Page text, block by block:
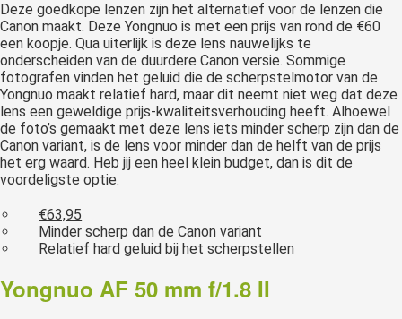
Deze goedkope lenzen zijn het alternatief voor de lenzen die
Canon maakt. Deze Yongnuo is met een prijs van rond de €60
een koopje. Qua uiterlijk is deze lens nauwelijks te
onderscheiden van de duurdere Canon versie. Sommige
fotografen vinden het geluid die de scherpstelmotor van de
Yongnuo maakt relatief hard, maar dit neemt niet weg dat deze
lens een geweldige prijs-kwaliteitsverhouding heeft. Alhoewel
de foto’s gemaakt met deze lens iets minder scherp zijn dan de
Canon variant, is de lens voor minder dan de helft van de prijs
het erg waard. Heb jij een heel klein budget, dan is dit de
voordeligste optie.
€63,95
Minder scherp dan de Canon variant
Relatief hard geluid bij het scherpstellen
Yongnuo AF 50 mm f/1.8 II